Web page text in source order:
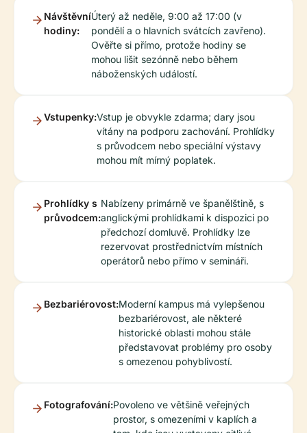
Návštěvní
hodiny:
Úterý až neděle, 9:00 až 17:00 (v
pondělí a o hlavních svátcích zavřeno).
Ověřte si přímo, protože hodiny se
mohou lišit sezónně nebo během
náboženských událostí.
Vstupenky:Vstup je obvykle zdarma; dary jsou
vítány na podporu zachování. Prohlídky
s průvodcem nebo speciální výstavy
mohou mít mírný poplatek.
Prohlídky s
průvodcem:
Nabízeny primárně ve španělštině, s
anglickými prohlídkami k dispozici po
předchozí domluvě. Prohlídky lze
rezervovat prostřednictvím místních
operátorů nebo přímo v semináři.
Bezbariérovost:Moderní kampus má vylepšenou
bezbariérovost, ale některé
historické oblasti mohou stále
představovat problémy pro osoby
s omezenou pohyblivostí.
Fotografování:Povoleno ve většině veřejných
prostor, s omezeními v kaplích a